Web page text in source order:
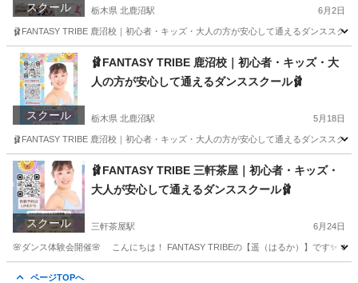
スクール 栃木県 北鹿沼駅 6月2日
🩰FANTASY TRIBE 鹿沼校｜初心者・キッズ・大人の方が安心して通えるダンススク
栃木 鹿沼市 ジャズダンス 初心者
スクール
🩰FANTASY TRIBE 鹿沼校｜初心者・キッズ・大
人の方が安心して通えるダンススクール🩰
栃木県 北鹿沼駅 5月18日
🩰FANTASY TRIBE 鹿沼校｜初心者・キッズ・大人の方が安心して通えるダンススク
栃木 鹿沼市 ジャズダンス 初心者
スクール
🩰FANTASY TRIBE 三軒茶屋｜初心者・キッズ・
大人が安心して通えるダンススクール🩰
三軒茶屋駅 6月24日
🌸ダンス体験会開催🌸 こんにちは！ FANTASY TRIBEの【遥（はるか）】です✨ 🌷
ページTOPへ